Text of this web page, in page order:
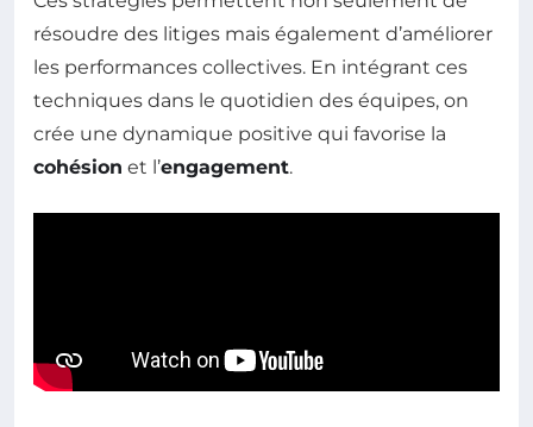
résoudre des litiges mais également d’améliorer
les performances collectives. En intégrant ces
techniques dans le quotidien des équipes, on
crée une dynamique positive qui favorise la
cohésion et l’engagement.